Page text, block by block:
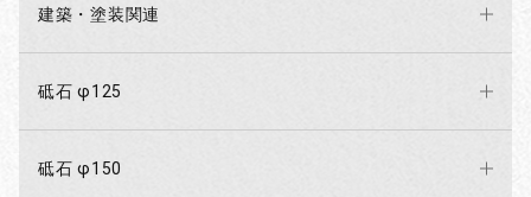
建築・塗装関連
砥石 φ125
砥石 φ150